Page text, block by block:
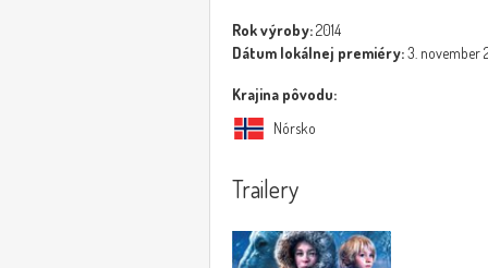
Rok výroby:2014
Dátum lokálnej premiéry:3. november
Krajina pôvodu:
Nórsko
Trailery